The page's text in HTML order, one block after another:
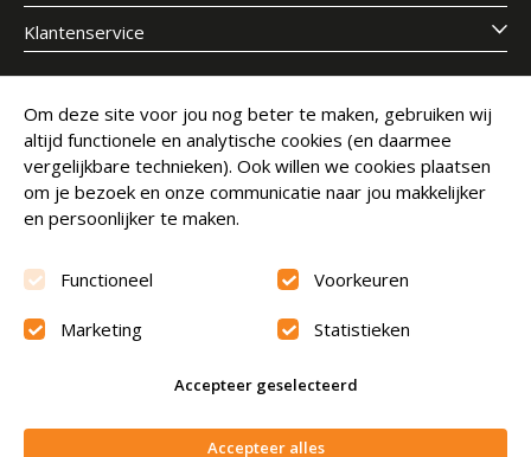
In winkelwagen
Klantenservice
Meld je aan voor onze nieuwsbrief
E-mailadres
Abonneer
Beoordeling9.6
© Copyright 2026 Kookpunt.nl|Algemene voorwaarden
Om deze site voor jou nog beter te maken, gebruiken wij
altijd functionele en analytische cookies (en daarmee
vergelijkbare technieken). Ook willen we cookies plaatsen
om je bezoek en onze communicatie naar jou makkelijker
en persoonlijker te maken.
Functioneel Voorkeuren
Marketing Statistieken
Accepteer geselecteerd
Accepteer alles